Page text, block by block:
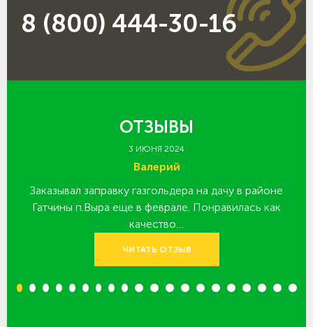
8 (800) 444-30-16
ОТЗЫВЫ
3 ИЮНЯ 2024
Валерий
Заказывал заправку газгольдера на дачу в районе
Гатчины п.Выра еще в феврале. Понравилась как
качество…
ЧИТАТЬ ОТЗЫВ
1 2 3 4 5 6 7 8 9 10 11 12 13 14 15 16 17 18 19 20